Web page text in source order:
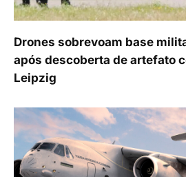
Drones sobrevoam base
após descoberta de artefato
Leipzig